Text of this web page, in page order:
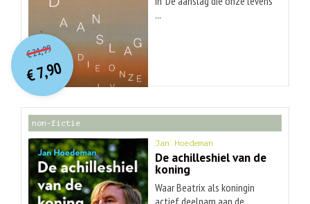
...
€21,99O
orspr
onkelijke
prijs
was:
€ 21,99.
€7,90
Huidige
prijs
is:
€ 7,90.
non-fictie
Jan Hoedeman
De achilleshiel van de
koning
Waar Beatrix als koningin
actief deelnam aan de ...